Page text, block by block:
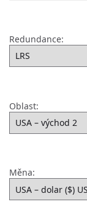
Redundance:
Oblast:
Měna: